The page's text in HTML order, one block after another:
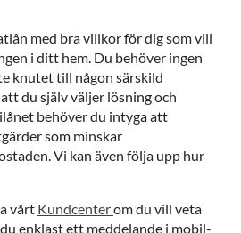
med bra villkor för dig som vill
i ditt hem. Du behöver ingen
knutet till någon särskild
du själv väljer lösning och
behöver du intyga att
som minskar
Vi kan även följa upp hur
vårt Kundcenterom du vill veta
enklast ett meddelande i mobil-